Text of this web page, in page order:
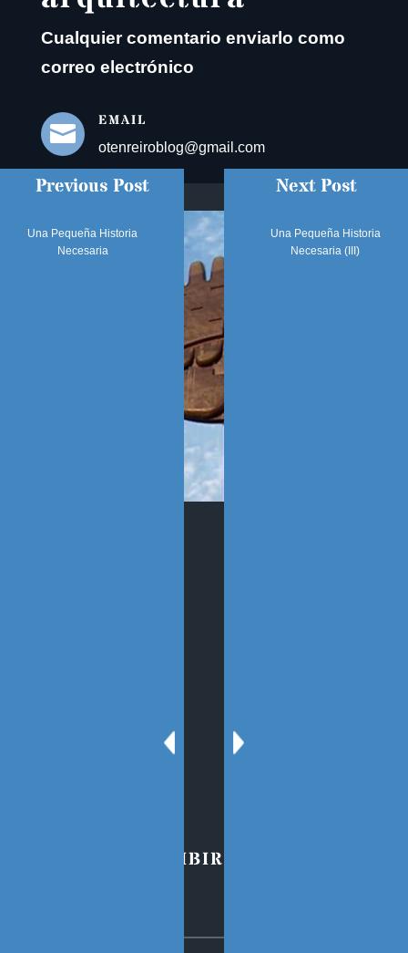
Cualquier comentario enviarlo como
correo electrónico

EMAIL
otenreiroblog@gmail.com
PARA SUSCRIBIRSE AL BLOG
Previous Post
Una Pequeña Historia
Necesaria
Next Post
Una Pequeña Historia
Necesaria (III)